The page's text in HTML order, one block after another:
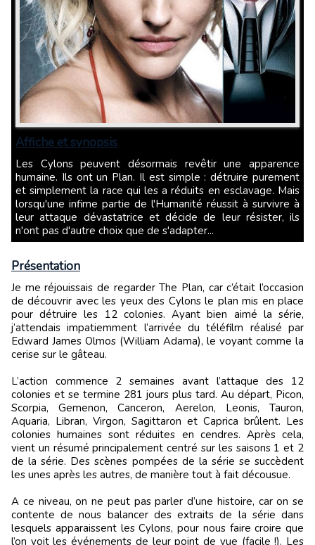
Affiche et synopsis
Les Cylons peuvent désormais revêtir une apparence
humaine. Ils ont un Plan. Il est simple : détruire purement
et simplement la race qui les a réduits en esclavage. Mais
lorsqu'une infime partie de l'Humanité réussit à survivre à
leur attaque dévastatrice et décide de leur résister, ils
n'ont pas d'autre choix que de s'adapter...
Présentation
Je me réjouissais de regarder The Plan, car c’était l’occasion
de découvrir avec les yeux des Cylons le plan mis en place
pour détruire les 12 colonies. Ayant bien aimé la série,
j’attendais impatiemment l’arrivée du téléfilm réalisé par
Edward James Olmos (William Adama), le voyant comme la
cerise sur le gâteau.
L’action commence 2 semaines avant l’attaque des 12
colonies et se termine 281 jours plus tard. Au départ, Picon,
Scorpia, Gemenon, Canceron, Aerelon, Leonis, Tauron,
Aquaria, Libran, Virgon, Sagittaron et Caprica brûlent. Les
colonies humaines sont réduites en cendres. Après cela,
vient un résumé principalement centré sur les saisons 1 et 2
de la série. Des scènes pompées de la série se succèdent
les unes après les autres, de manière tout à fait décousue.
A ce niveau, on ne peut pas parler d’une histoire, car on se
contente de nous balancer des extraits de la série dans
lesquels apparaissent les Cylons, pour nous faire croire que
l’on voit les événements de leur point de vue (facile !). Les